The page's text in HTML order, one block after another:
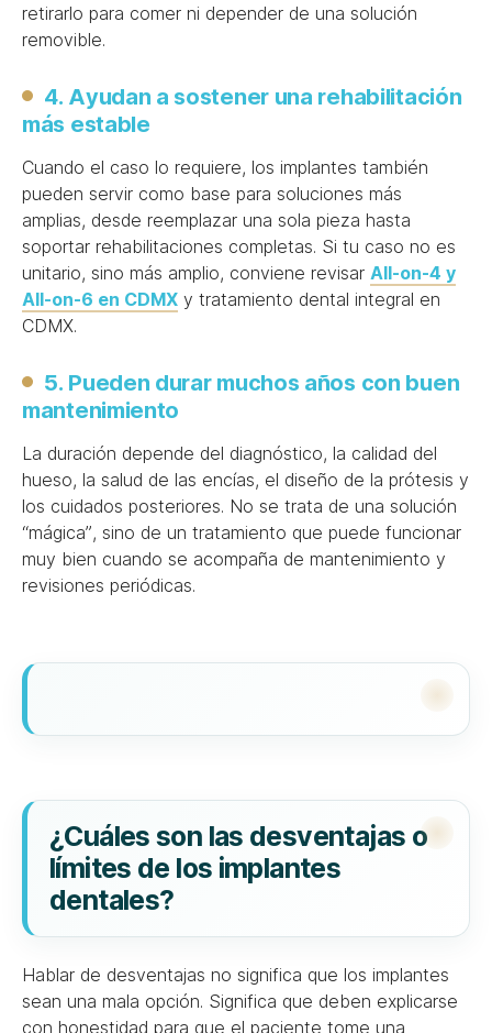
retirarlo para comer ni depender de una solución
removible.
4. Ayudan a sostener una rehabilitación
más estable
Cuando el caso lo requiere, los implantes también
pueden servir como base para soluciones más
amplias, desde reemplazar una sola pieza hasta
soportar rehabilitaciones completas. Si tu caso no es
unitario, sino más amplio, conviene revisar All-on-4 y
All-on-6 en CDMX y tratamiento dental integral en
CDMX.
5. Pueden durar muchos años con buen
mantenimiento
La duración depende del diagnóstico, la calidad del
hueso, la salud de las encías, el diseño de la prótesis y
los cuidados posteriores. No se trata de una solución
“mágica”, sino de un tratamiento que puede funcionar
muy bien cuando se acompaña de mantenimiento y
revisiones periódicas.
¿Cuáles son las desventajas o
límites de los implantes
dentales?
Hablar de desventajas no significa que los implantes
sean una mala opción. Significa que deben explicarse
con honestidad para que el paciente tome una